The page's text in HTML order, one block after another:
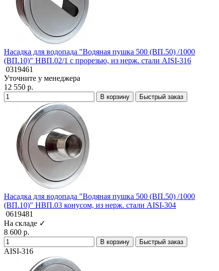
Насадка для водопада "Водяная пушка 500 (ВП.50) /1000
(ВП.10)" НВП.02/1 с прорезью, из нерж. стали AISI-316
0319461
Уточните у менеджера
12 550 р.
В корзину Быстрый заказ
Насадка для водопада "Водяная пушка 500 (ВП.50) /1000
(ВП.10)" НВП.03 конусом, из нерж. стали AISI-304
0619481
На складе ✓
8 600 р.
В корзину Быстрый заказ
AISI-316